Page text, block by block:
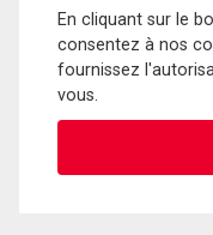
En cliquant sur le
consentez à nos
fournissez
vous.